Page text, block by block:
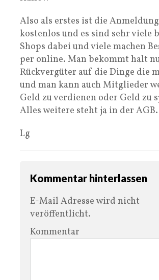
Also als erstes ist die
kostenlos und es sind sehr viele
Shops dabei und viele machen
per online. Man bekommt halt
Rückvergüter auf die Dinge die
und man kann auch Mitglieder
Geld zu verdienen oder Geld zu
Alles weitere steht ja in der
Lg
Kommentar hinterlassen
E-Mail Adresse wird nicht
veröffentlicht.
Kommentar